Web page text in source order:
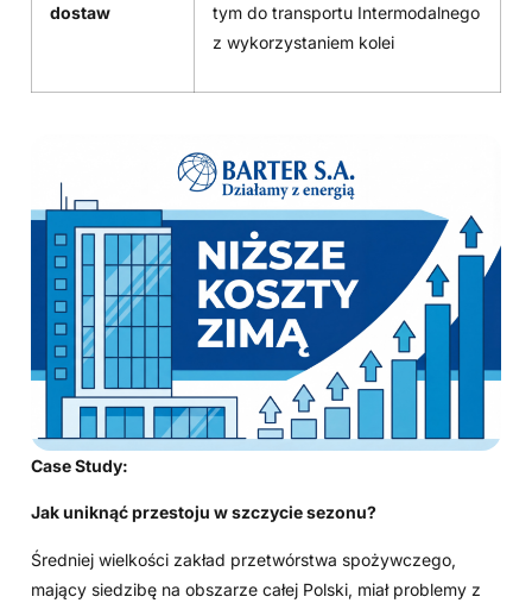
dostaw
tym do transportu Intermodalnego
z wykorzystaniem kolei
Case Study:
Jak uniknąć przestoju w szczycie sezonu?
Średniej wielkości zakład przetwórstwa spożywczego,
mający siedzibę na obszarze całej Polski, miał problemy z